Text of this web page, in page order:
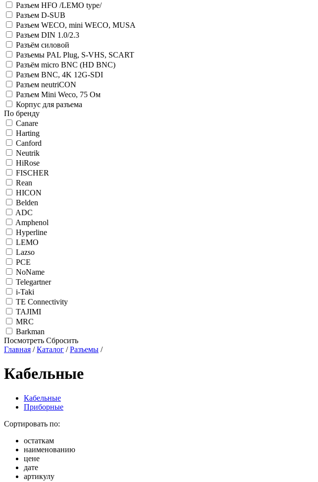
Разъем HFO /LEMO type/
Разъем D-SUB
Разъем WECO, mini WECO, MUSA
Разъем DIN 1.0/2.3
Разъём силовой
Разъемы PAL Plug, S-VHS, SCART
Разъём micro BNC (HD BNC)
Разъем BNC, 4K 12G-SDI
Разъем neutriCON
Разъем Mini Weco, 75 Ом
Корпус для разъема
По бренду
Canare
Harting
Canford
Neutrik
HiRose
FISCHER
Rean
HICON
Belden
ADC
Amphenol
Hyperline
LEMO
Lazso
PCE
NoName
Telegartner
i-Taki
TE Connectivity
TAJIMI
MRC
Barkman
Посмотреть Сбросить
Главная /Каталог /Разъемы /
Кабельные
Кабельные
Приборные
Сортировать по:
остаткам
наименованию
цене
дате
артикулу